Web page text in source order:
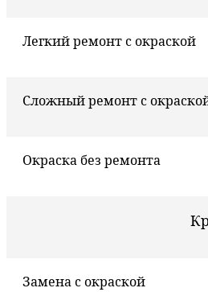
Легкий ремонт с окраской
Сложный ремонт с
Окраска без ремонта
Замена с окраской